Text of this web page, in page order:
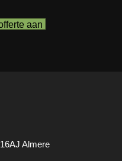
aan
Almere